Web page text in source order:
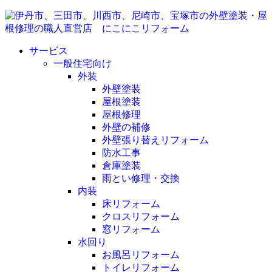
サービス
一般住宅向け
外装
外壁塗装
屋根塗装
屋根修理
外壁の補修
外壁張り替えリフォーム
防水工事
倉庫塗装
雨とい修理・交換
内装
床リフォーム
クロスリフォーム
窓リフォーム
水回り
お風呂リフォーム
トイレリフォーム